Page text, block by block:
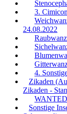
3.
24.08.2022
4.
Zikaden
Zikaden -
WANTED
Sonstige